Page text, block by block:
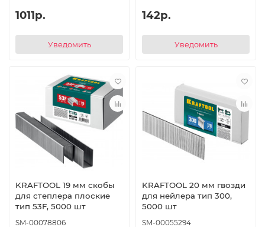
1011р.
Уведомить
142р.
Уведомить
KRAFTOOL 19 мм скобы
для степлера плоские
тип 53F, 5000 шт
SM-00078806
KRAFTOOL 20 мм гвозди
для нейлера тип 300,
5000 шт
SM-00055294